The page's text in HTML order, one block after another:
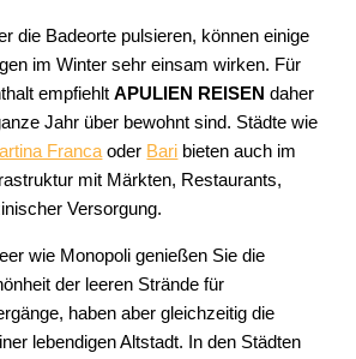
die Badeorte pulsieren, können einige
im Winter sehr einsam wirken. Für
empfiehltAPULIEN REISEN daher
Jahr über bewohnt sind. Städte wie
Franca oder Bari bieten auch im
mit Märkten, Restaurants,
Versorgung.
wie Monopoli genießen Sie die
der leeren Strände für
haben aber gleichzeitig die
lebendigen Altstadt. In den Städten